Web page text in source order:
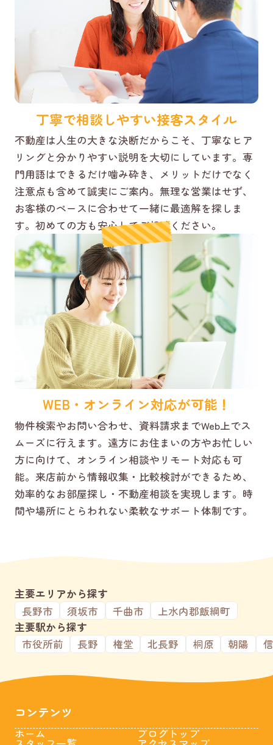
丁寧で相談しやすい接客スタイル
不動産は人生の大きな決断だからこそ、丁寧なヒア
リングと分かりやすい説明を大切にしています。専
門用語はできるだけ噛み砕き、メリットだけでなく
注意点も含めて誠実にご案内。無理な営業はせず、
お客様のペースに合わせて一緒に最適解を探しま
す。初めての方も安心してご相談ください。
WEB・オンライン対応が可能！
物件検索やお問い合わせ、資料請求までWeb上でス
ムーズに行えます。遠方にお住まいの方やお忙しい
方に向けて、オンライン相談やリモート対応も可
能。来店前から情報収集・比較検討ができるため、
効率的なお部屋探し・不動産相談を実現します。時
間や場所にとらわれない柔軟なサポート体制です。
主要エリアから探す
長野市
須坂市 千曲市
上水内郡飯綱町
主要駅から探す
市役所前
長野 権堂 北長野 桐原 朝陽
コンテンツ
ホーム ブログトップ